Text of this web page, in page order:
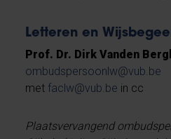
Letteren en
Prof. Dr. Dirk Vanden
ombudspersoonlw@vub.be
met faclw@vub.be in cc
Plaatsvervangend